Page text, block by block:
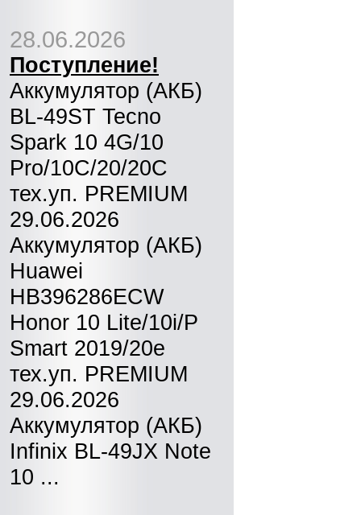
28.06.2026
Поступление!
Аккумулятор (АКБ)
BL-49ST Tecno
Spark 10 4G/10
Pro/10C/20/20C
тех.уп. PREMIUM
29.06.2026
Аккумулятор (АКБ)
Huawei
HB396286ECW
Honor 10 Lite/10i/P
Smart 2019/20e
тех.уп. PREMIUM
29.06.2026
Аккумулятор (АКБ)
Infinix BL-49JX Note
10 ...